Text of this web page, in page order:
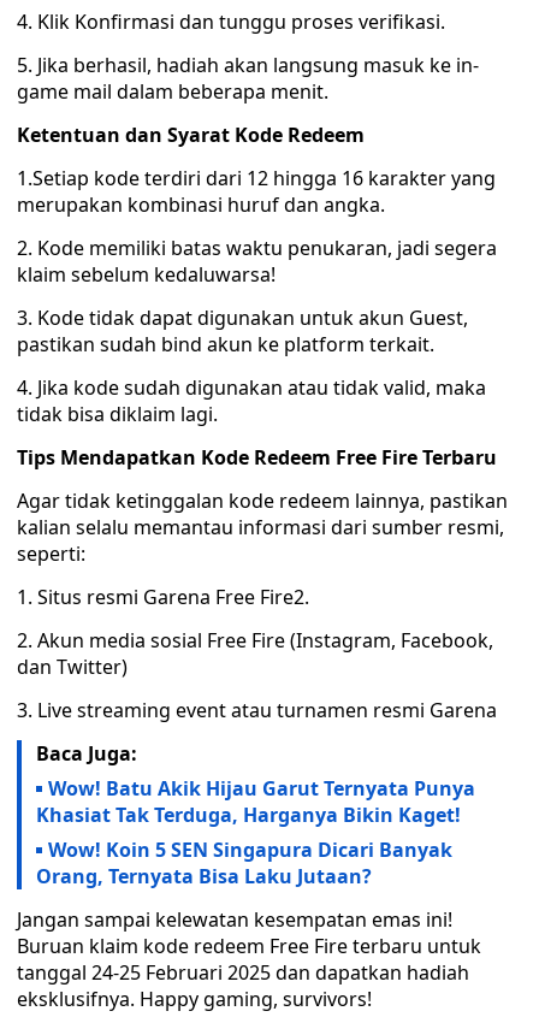
4. Klik Konfirmasi dan tunggu proses verifikasi.
5. Jika berhasil, hadiah akan langsung masuk ke in-
game mail dalam beberapa menit.
Ketentuan dan Syarat Kode Redeem
1.Setiap kode terdiri dari 12 hingga 16 karakter yang
merupakan kombinasi huruf dan angka.
2. Kode memiliki batas waktu penukaran, jadi segera
klaim sebelum kedaluwarsa!
3. Kode tidak dapat digunakan untuk akun Guest,
pastikan sudah bind akun ke platform terkait.
4. Jika kode sudah digunakan atau tidak valid, maka
tidak bisa diklaim lagi.
Tips Mendapatkan Kode Redeem Free Fire Terbaru
Agar tidak ketinggalan kode redeem lainnya, pastikan
kalian selalu memantau informasi dari sumber resmi,
seperti:
1. Situs resmi Garena Free Fire2.
2. Akun media sosial Free Fire (Instagram, Facebook,
dan Twitter)
3. Live streaming event atau turnamen resmi Garena
Baca Juga:
Wow! Batu Akik Hijau Garut Ternyata Punya
Khasiat Tak Terduga, Harganya Bikin Kaget!
Wow! Koin 5 SEN Singapura Dicari Banyak
Orang, Ternyata Bisa Laku Jutaan?
Jangan sampai kelewatan kesempatan emas ini!
Buruan klaim kode redeem Free Fire terbaru untuk
tanggal 24-25 Februari 2025 dan dapatkan hadiah
eksklusifnya. Happy gaming, survivors!